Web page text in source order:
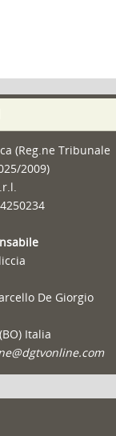
(Reg.ne Tribunale
2009)
De Giorgio
Italia